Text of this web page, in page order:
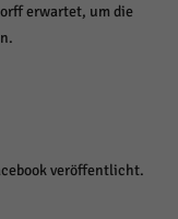
erwartet, um die
veröffentlicht.
Informationen helfen
nutzen.
indem sie Besucher